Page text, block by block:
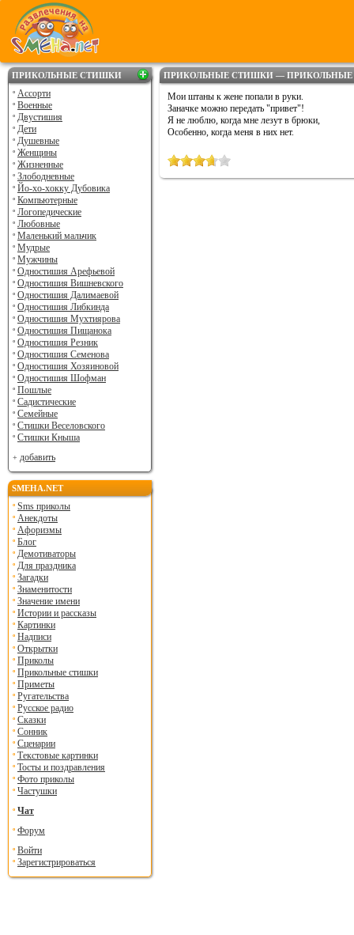
ПРИКОЛЬНЫЕ СТИШКИ
Ассорти
Военные
Двустишия
Дети
Душевные
Женщины
Жизненные
Злободневные
Йо-хо-хокку Дубовика
Компьютерные
Логопедические
Любовные
Маленький мальчик
Мудрые
Мужчины
Одностишия Арефьевой
Одностишия Вишневского
Одностишия Далимаевой
Одностишия Либкинда
Одностишия Мухтиярова
Одностишия Пищанока
Одностишия Резник
Одностишия Семенова
Одностишия Хозяиновой
Одностишия Шофман
Пошлые
Садистические
Семейные
Стишки Веселовского
Стишки Кныша
добавить
SMEHA.NET
Sms приколы
Анекдоты
Афоризмы
Блог
Демотиваторы
Для праздника
Загадки
Знаменитости
Значение имени
Истории и рассказы
Картинки
Надписи
Открытки
Приколы
Прикольные стишки
Приметы
Ругательства
Русское радио
Сказки
Сонник
Сценарии
Текстовые картинки
Тосты и поздравления
Фото приколы
Частушки
Чат
Форум
Войти
Зарегистрироваться
ПРИКОЛЬНЫЕ СТИШКИ —
Мои штаны к жене попали в руки.
Заначке можно передать "привет"!
Я не люблю, когда мне лезут в брюки,
Особенно, когда меня в них нет.